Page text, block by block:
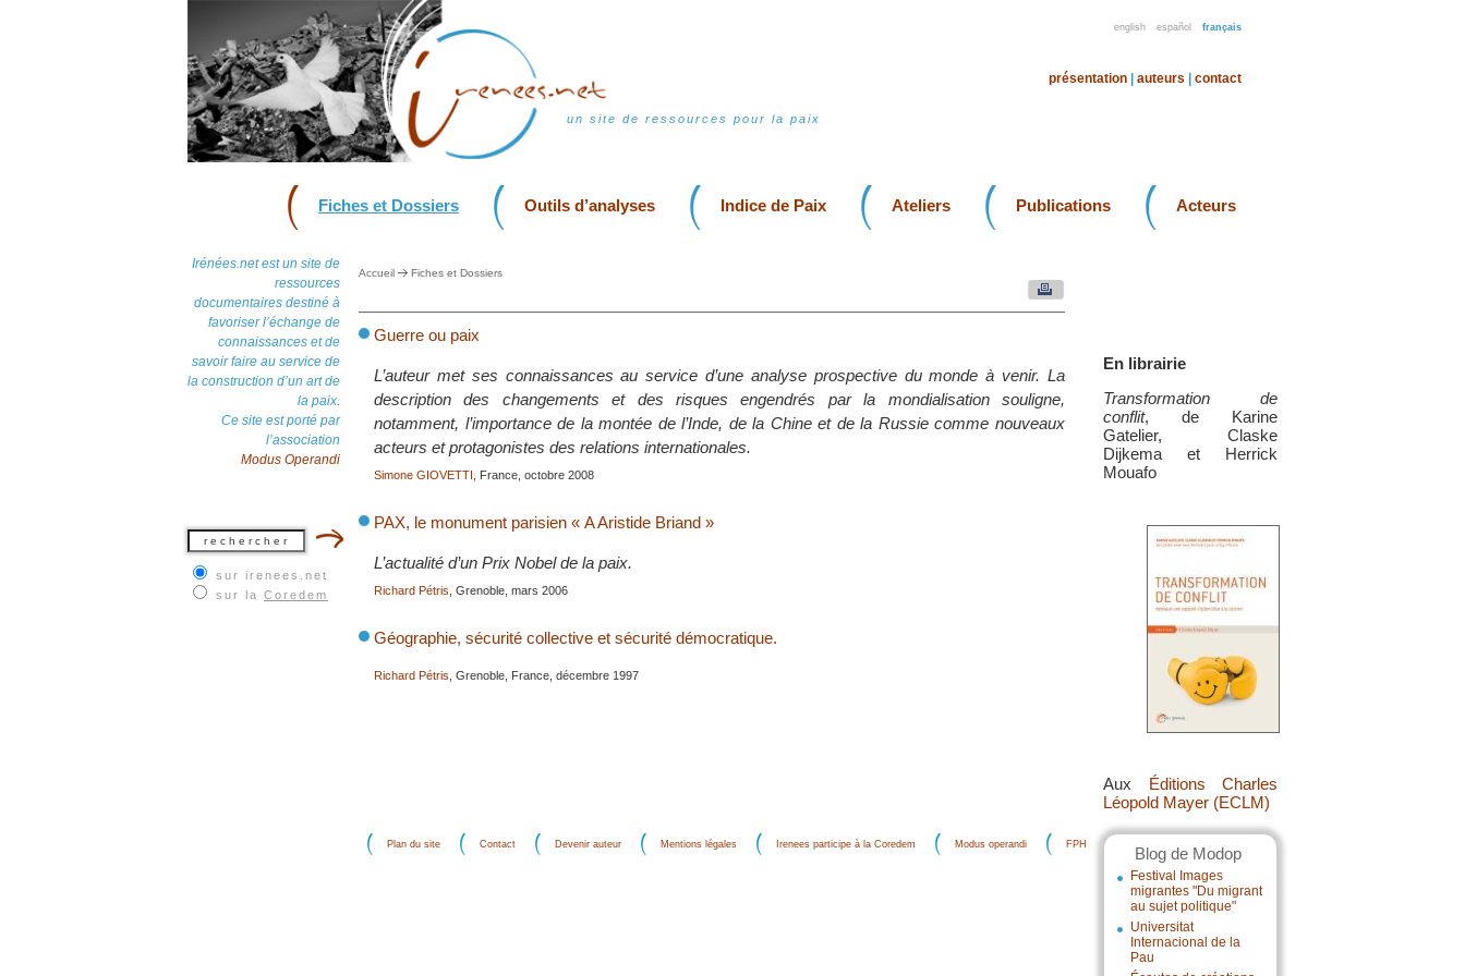
english español français
un site de ressources pour la paix
présentation auteurs contact
Fiches et Dossiers Outils d’analyses Indice de Paix Ateliers Publications Acteurs
Irénées.net est un site de
ressources
documentaires destiné à
favoriser l’échange de
connaissances et de
savoir faire au service de
la construction d’un art de
la paix.
Ce site est porté par
l’association
Modus Operandi
sur irenees.net
sur la Coredem
En librairie
Transformation de
conflit, de Karine
Gatelier, Claske
Dijkema et Herrick
Mouafo
Aux Éditions Charles
Léopold Mayer (ECLM)
Blog de Modop
Festival Images
migrantes "Du migrant
au sujet politique"
Universitat
Internacional de la
Pau
Accueil Fiches et Dossiers
Guerre ou paix
L’auteur met ses connaissances au service d’une analyse prospective du monde à venir. La
description des changements et des risques engendrés par la mondialisation souligne,
notamment, l’importance de la montée de l’Inde, de la Chine et de la Russie comme nouveaux
acteurs et protagonistes des relations internationales.
Simone GIOVETTI , France, octobre 2008
PAX, le monument parisien « A Aristide Briand »
L’actualité d’un Prix Nobel de la paix.
Richard Pétris , Grenoble, mars 2006
Géographie, sécurité collective et sécurité démocratique.
Richard Pétris , Grenoble, France, décembre 1997
Plan du site Contact Devenir auteur Mentions légales Irenees participe à la Coredem Modus operandi FPH